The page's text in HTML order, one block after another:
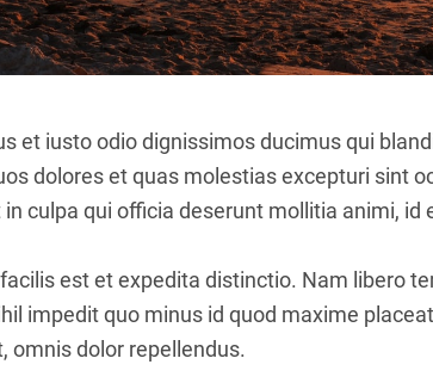
et iusto odio dignissimos ducimus qui
dolores et quas molestias excepturi sint
culpa qui officia deserunt mollitia animi, id
est et expedita distinctio. Nam libero
impedit quo minus id quod maxime
omnis dolor repellendus.